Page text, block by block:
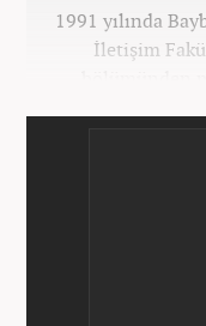
1991 yılında
İletişim
bölümünden